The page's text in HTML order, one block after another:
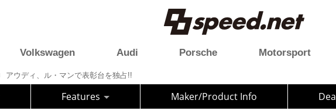
Volkswagen Audi Porsche Motorsport
アウディ、ル・マンで表彰台を独占!!
Features Maker/Product Info